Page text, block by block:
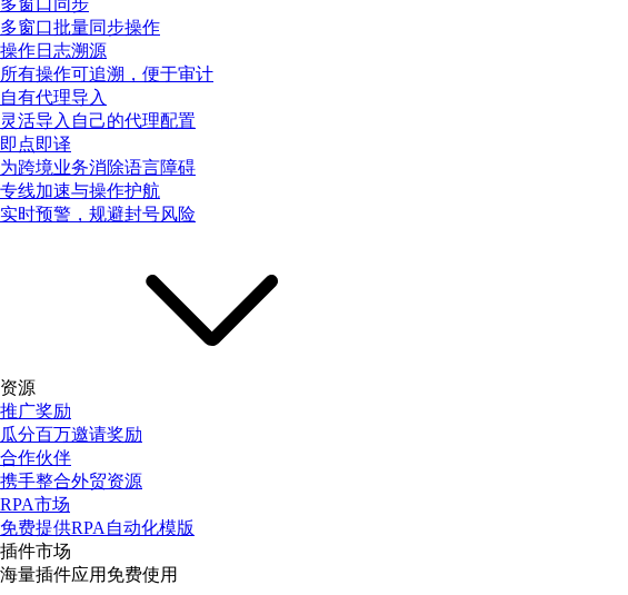
多窗口同步
多窗口批量同步操作
操作日志溯源
所有操作可追溯，便于审计
自有代理导入
灵活导入自己的代理配置
即点即译
为跨境业务消除语言障碍
专线加速与操作护航
实时预警，规避封号风险
资源
推广奖励
瓜分百万邀请奖励
合作伙伴
携手整合外贸资源
RPA市场
免费提供RPA自动化模版
插件市场
海量插件应用免费使用